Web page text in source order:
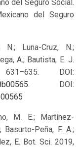
del Seguro Social.
del Seguro
N.; Luna-Cruz, N.;
A.; Bautista, E. J.
DOI:
. DOI:
M. E.; Martínez-
Peña, F. A.;
E. Bot. Sci. 2019,